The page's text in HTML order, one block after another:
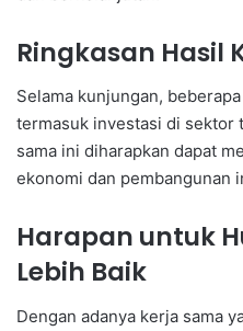
Ringkasan Hasil
Selama kunjungan,
termasuk investasi di sektor
sama ini diharapkan dapat
ekonomi dan pembangunan
Harapan untuk
Lebih Baik
Dengan adanya kerja sama